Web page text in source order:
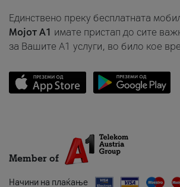
Единствено преку бесплатната
Мојот A1 имате пристап до сите
за Вашите A1 услуги, во било кое
Member of
Начини на плаќање